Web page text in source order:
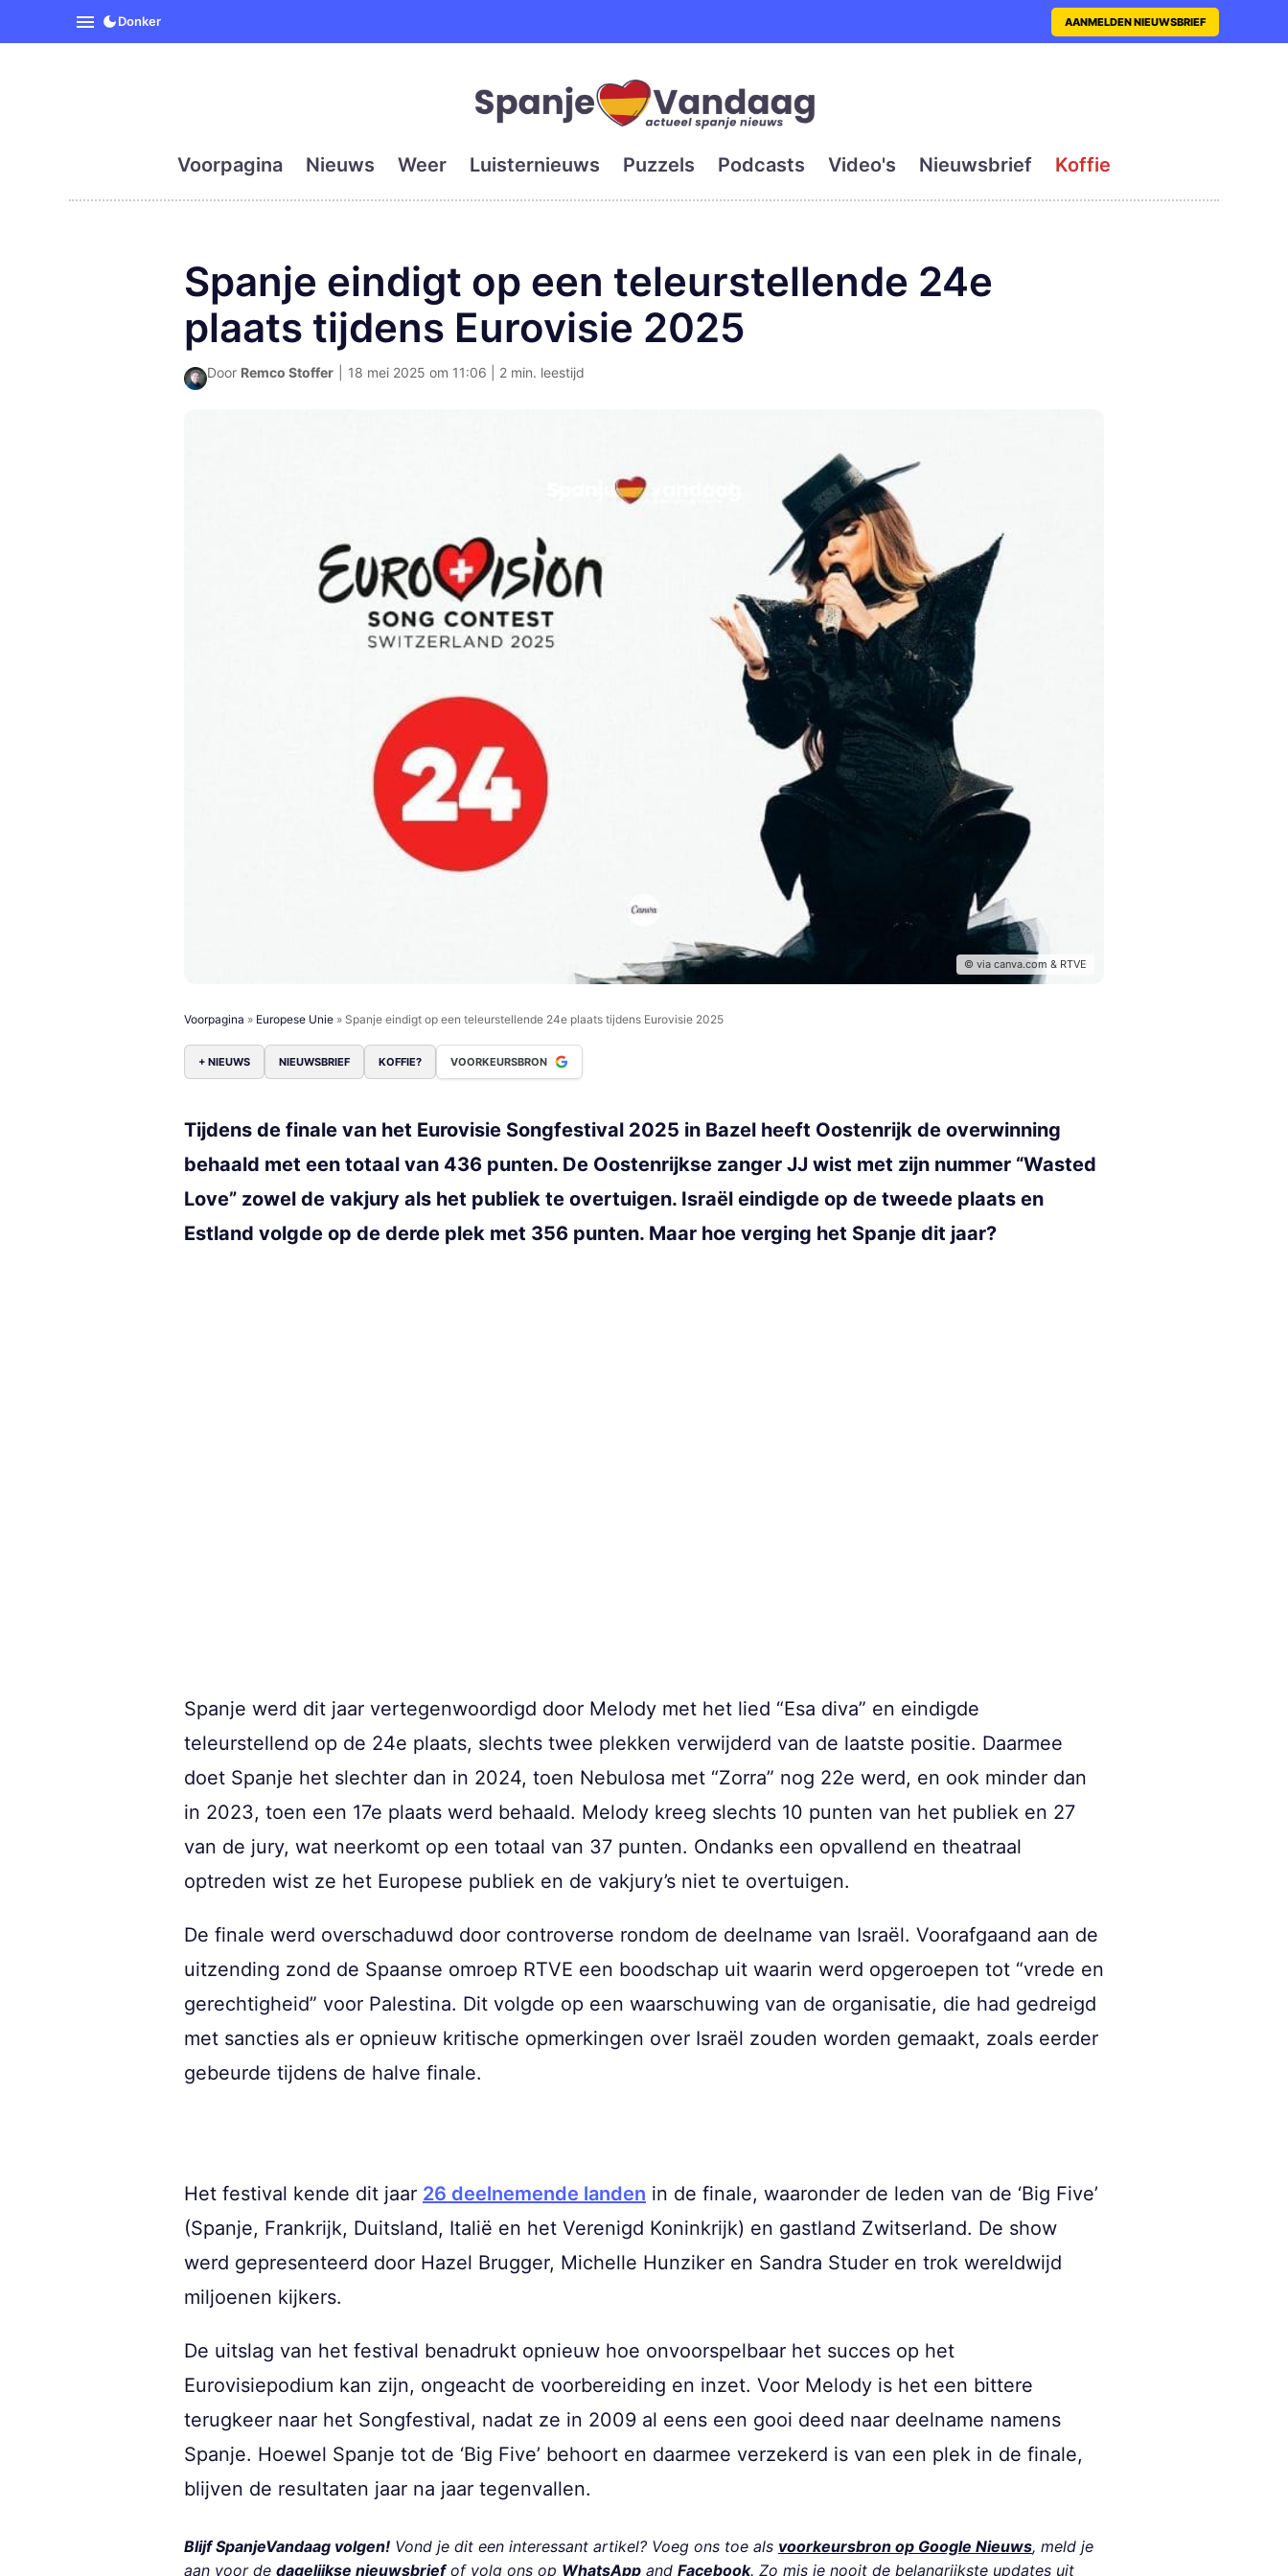
SpanjeVandaag is de eerste en grootste digitale krant met actueel en
Donker AANMELDEN NIEUWSBRIEF
Voorpagina Nieuws Weer Luisternieuws Puzzels Podcasts Video's Nieuwsbrief Koffie
Spanje eindigt op een teleurstellende 24e
plaats tijdens Eurovisie 2025
Door Remco Stoffer 18 mei 2025 om 11:06 | 2 min. leestijd
© via canva.com & RTVE
Voorpagina » Europese Unie » Spanje eindigt op een teleurstellende 24e plaats tijdens Eurovisie 2025
+ NIEUWS NIEUWSBRIEF KOFFIE? VOORKEURSBRON
Tijdens de finale van het Eurovisie Songfestival 2025 in Bazel heeft Oostenrijk de overwinning
behaald met een totaal van 436 punten. De Oostenrijkse zanger JJ wist met zijn nummer “Wasted
Love” zowel de vakjury als het publiek te overtuigen. Israël eindigde op de tweede plaats en
Estland volgde op de derde plek met 356 punten. Maar hoe verging het Spanje dit jaar?
Spanje werd dit jaar vertegenwoordigd door Melody met het lied “Esa diva” en eindigde
teleurstellend op de 24e plaats, slechts twee plekken verwijderd van de laatste positie. Daarmee
doet Spanje het slechter dan in 2024, toen Nebulosa met “Zorra” nog 22e werd, en ook minder dan
in 2023, toen een 17e plaats werd behaald. Melody kreeg slechts 10 punten van het publiek en 27
van de jury, wat neerkomt op een totaal van 37 punten. Ondanks een opvallend en theatraal
optreden wist ze het Europese publiek en de vakjury’s niet te overtuigen.
De finale werd overschaduwd door controverse rondom de deelname van Israël. Voorafgaand aan de
uitzending zond de Spaanse omroep RTVE een boodschap uit waarin werd opgeroepen tot “vrede en
gerechtigheid” voor Palestina. Dit volgde op een waarschuwing van de organisatie, die had gedreigd
met sancties als er opnieuw kritische opmerkingen over Israël zouden worden gemaakt, zoals eerder
gebeurde tijdens de halve finale.
Het festival kende dit jaar 26 deelnemende landen in de finale, waaronder de leden van de ‘Big Five’
(Spanje, Frankrijk, Duitsland, Italië en het Verenigd Koninkrijk) en gastland Zwitserland. De show
werd gepresenteerd door Hazel Brugger, Michelle Hunziker en Sandra Studer en trok wereldwijd
miljoenen kijkers.
De uitslag van het festival benadrukt opnieuw hoe onvoorspelbaar het succes op het
Eurovisiepodium kan zijn, ongeacht de voorbereiding en inzet. Voor Melody is het een bittere
terugkeer naar het Songfestival, nadat ze in 2009 al eens een gooi deed naar deelname namens
Spanje. Hoewel Spanje tot de ‘Big Five’ behoort en daarmee verzekerd is van een plek in de finale,
blijven de resultaten jaar na jaar tegenvallen.
Blijf SpanjeVandaag volgen! Vond je dit een interessant artikel? Voeg ons toe als voorkeursbron op Google Nieuws, meld je
aan voor de dagelijkse nieuwsbriefof volg ons op WhatsApp and Facebook. Zo mis je nooit de belangrijkste updates uit